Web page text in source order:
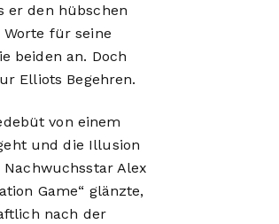
er den hübschen
für seine
beiden an. Doch
Elliots Begehren.
von einem
und die Illusion
Alex
Game“ glänzte,
nach der